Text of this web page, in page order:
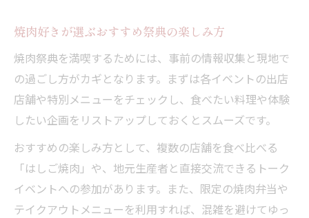
焼肉好きが選ぶおすすめ祭典の楽しみ方
焼肉祭典を満喫するためには、事前の情報収集と現地で
の過ごし方がカギとなります。まずは各イベントの出店
店舗や特別メニューをチェックし、食べたい料理や体験
したい企画をリストアップしておくとスムーズです。
おすすめの楽しみ方として、複数の店舗を食べ比べる
「はしご焼肉」や、地元生産者と直接交流できるトーク
イベントへの参加があります。また、限定の焼肉弁当や
テイクアウトメニューを利用すれば、混雑を避けてゆっ